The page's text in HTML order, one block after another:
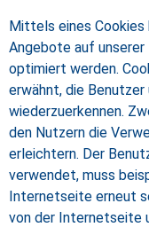
Mittels eines Cookies
Angebote auf
optimiert werden.
erwähnt, die
wiederzuerkennen.
den Nutzern die
erleichtern. Der
verwendet, muss
Internetseite erneut
von der Internetseite